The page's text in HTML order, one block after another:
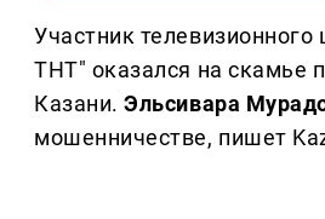
Участник
ТНТ" оказался на скамье
Казани.Эльсивара
мошенничестве, пишет